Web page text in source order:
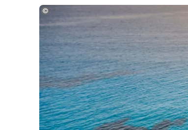
©olezzo-stock.adobe.com